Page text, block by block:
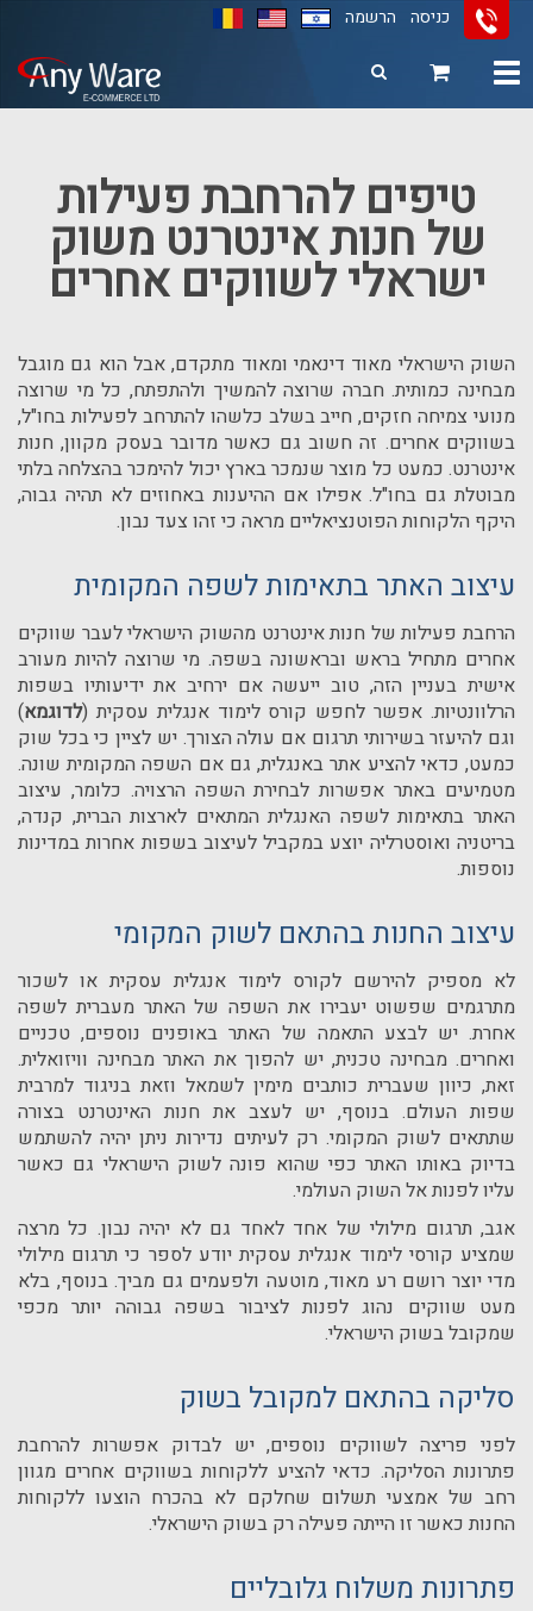
11
12
13
כניסה הרשמה
Toggle
טיפים להרחבת פעילות
של חנות אינטרנט משוק
ישראלי לשווקים אחרים
השוק הישראלי מאוד דינאמי ומאוד מתקדם, אבל הוא גם מוגבל
מבחינה כמותית. חברה שרוצה להמשיך ולהתפתח, כל מי שרוצה
מנועי צמיחה חזקים, חייב בשלב כלשהו להתרחב לפעילות בחו"ל,
בשווקים אחרים. זה חשוב גם כאשר מדובר בעסק מקוון, חנות
אינטרנט. כמעט כל מוצר שנמכר בארץ יכול להימכר בהצלחה בלתי
מבוטלת גם בחו"ל. אפילו אם ההיענות באחוזים לא תהיה גבוה,
היקף הלקוחות הפוטנציאליים מראה כי זהו צעד נבון.
עיצוב האתר בתאימות לשפה המקומית
הרחבת פעילות של חנות אינטרנט מהשוק הישראלי לעבר שווקים
אחרים מתחיל בראש ובראשונה בשפה. מי שרוצה להיות מעורב
אישית בעניין הזה, טוב ייעשה אם ירחיב את ידיעותיו בשפות
הרלוונטיות. אפשר לחפש קורס לימוד אנגלית עסקית (לדוגמא)
וגם להיעזר בשירותי תרגום אם עולה הצורך. יש לציין כי בכל שוק
כמעט, כדאי להציע אתר באנגלית, גם אם השפה המקומית שונה.
מטמיעים באתר אפשרות לבחירת השפה הרצויה. כלומר, עיצוב
האתר בתאימות לשפה האנגלית המתאים לארצות הברית, קנדה,
בריטניה ואוסטרליה יוצע במקביל לעיצוב בשפות אחרות במדינות
נוספות.
עיצוב החנות בהתאם לשוק המקומי
לא מספיק להירשם לקורס לימוד אנגלית עסקית או לשכור
מתרגמים שפשוט יעבירו את השפה של האתר מעברית לשפה
אחרת. יש לבצע התאמה של האתר באופנים נוספים, טכניים
ואחרים. מבחינה טכנית, יש להפוך את האתר מבחינה וויזואלית.
זאת, כיוון שעברית כותבים מימין לשמאל וזאת בניגוד למרבית
שפות העולם. בנוסף, יש לעצב את חנות האינטרנט בצורה
שתתאים לשוק המקומי. רק לעיתים נדירות ניתן יהיה להשתמש
בדיוק באותו האתר כפי שהוא פונה לשוק הישראלי גם כאשר
עליו לפנות אל השוק העולמי.
אגב, תרגום מילולי של אחד לאחד גם לא יהיה נבון. כל מרצה
שמציע קורסי לימוד אנגלית עסקית יודע לספר כי תרגום מילולי
מדי יוצר רושם רע מאוד, מוטעה ולפעמים גם מביך. בנוסף, בלא
מעט שווקים נהוג לפנות לציבור בשפה גבוהה יותר מכפי
שמקובל בשוק הישראלי.
סליקה בהתאם למקובל בשוק
לפני פריצה לשווקים נוספים, יש לבדוק אפשרות להרחבת
פתרונות הסליקה. כדאי להציע ללקוחות בשווקים אחרים מגוון
רחב של אמצעי תשלום שחלקם לא בהכרח הוצעו ללקוחות
החנות כאשר זו הייתה פעילה רק בשוק הישראלי.
פתרונות משלוח גלובליים